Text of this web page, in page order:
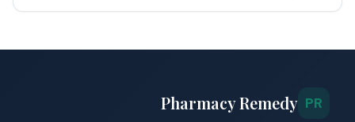
PR
Pharmacy Remedy